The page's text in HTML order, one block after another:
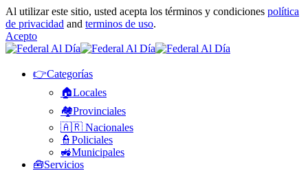
Al utilizar este sitio, usted acepta los términos y condiciones política
de privacidad and terminos de uso.
Acepto
👉Categorías
🏠Locales
🏘️Provinciales
🇦🇷 Nacionales
👮Policiales
🚜Municipales
🧰Servicios